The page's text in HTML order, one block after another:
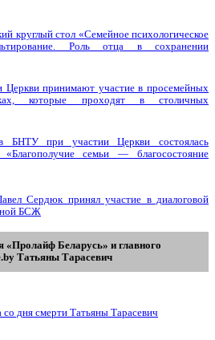
круглый стол «Семейное психологическое
Роль отца в сохранении
Церкви принимают участие в просемейных
которые проходят в столичных
БНТУ при участии Церкви состоялась
«Благополучие семьи — благосостояние
Сердюк принял участие в диалоговой
БСЖ
«Пролайф Беларусь» и главного
Tатьяны Tарасевич
дня смерти Татьяны Тарасевич